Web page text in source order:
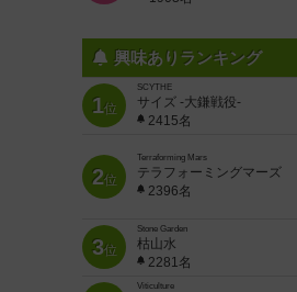
興味ありランキング
1位
SCYTHE
サイズ -大鎌戦役-
2415名
2位
Terraforming Mars
テラフォーミングマーズ
2396名
3位
Stone Garden
枯山水
2281名
Viticulture